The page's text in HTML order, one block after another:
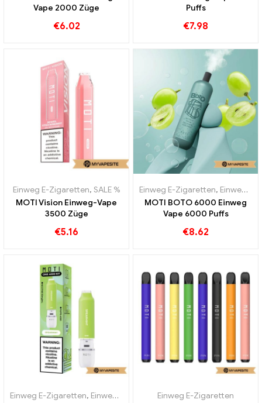
Vape 2000 Züge
€6.02
Puffs
€7.98
Einweg E-Zigaretten, SALE %
MOTI Vision Einweg-Vape
3500 Züge
€5.16
Einweg E-Zigaretten, Einweg-E-Zigaretten Portugal
MOTI BOTO 6000 Einweg
Vape 6000 Puffs
€8.62
Einweg E-Zigaretten, Einweg-E-Zigaretten Österreich ,Einweg-E-
Einweg E-Zigaretten